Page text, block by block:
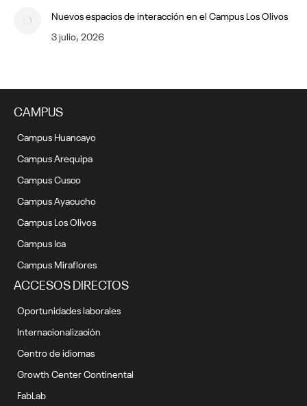
Nuevos espacios de interacción en el Campus Los Olivos
3 julio, 2026
CAMPUS
Campus Huancayo
Campus Arequipa
Campus Cusco
Campus Ayacucho
Campus Los Olivos
Campus Ica
Campus Miraflores
ACCESOS DIRECTOS
Oportunidades laborales
Internacionalización
Centro de idiomas
Growth Center Continental
FabLab